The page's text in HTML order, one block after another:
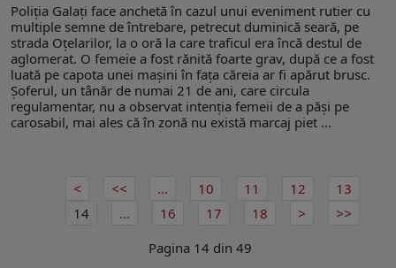
Poliția Galați face anchetă în cazul unui eveniment rutier cu
multiple semne de întrebare, petrecut duminică seară, pe
strada Oțelarilor, la o oră la care traficul era încă destul de
aglomerat. O femeie a fost rănită foarte grav, după ce a fost
luată pe capota unei mașini în fața căreia ar fi apărut brusc.
Șoferul, un tânăr de numai 21 de ani, care circula
regulamentar, nu a observat intenția femeii de a păși pe
carosabil, mai ales că în zonă nu există marcaj piet ...
... 10 11 12
13
14
... 16 17
18
Pagina 14 din 49